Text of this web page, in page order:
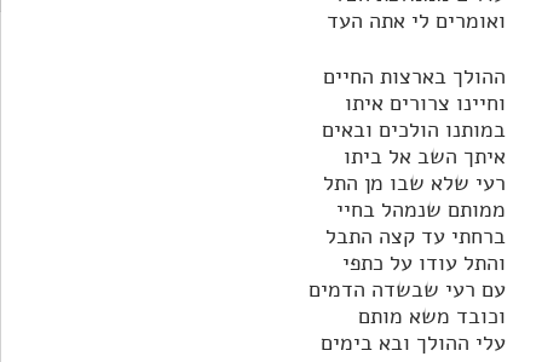
ואומרים לי אתה העד
ההולך בארצות החיים
וחיינו צרורים איתו
במותנו הולכים ובאים
איתך השב אל ביתו
רעי שלא שבו מן התל
ממותם שנמהל בחיי
ברחתי עד קצה התבל
והתל עודו על כתפי
עם רעי שבשדה הדמים
וכובד משא מותם
עלי ההולך ובא בימים